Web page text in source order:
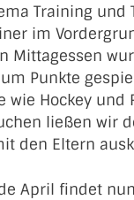
Training und
im
Mittagessen
Punkte
wie Hockey und
ließen wir
den Eltern
April findet